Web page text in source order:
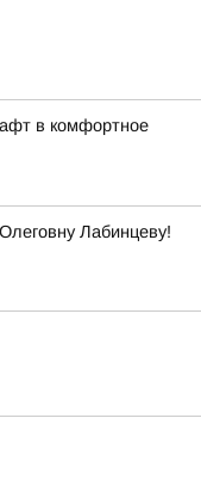
в комфортное
Лабинцеву!